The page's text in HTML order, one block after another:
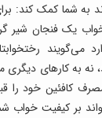
به شما کمک کند:
یک فنجان شیر
می‌گویند
به کارهای دیگری
کافئین خود را
بر کیفیت خواب